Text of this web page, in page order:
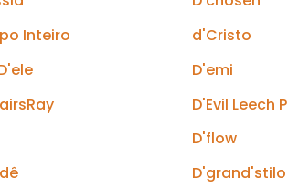
Inteiro d'Cristo
D'emi
D'Evil Leech
D'flow
D'grand'stilo